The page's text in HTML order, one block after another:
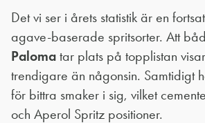
Det vi ser i årets statistik är en
agave-baserade spritsorter. Att
Paloma tar plats på topplistan
trendigare än någonsin. Samtidigt
för bittra smaker i sig, vilket
och Aperol Spritz positioner.